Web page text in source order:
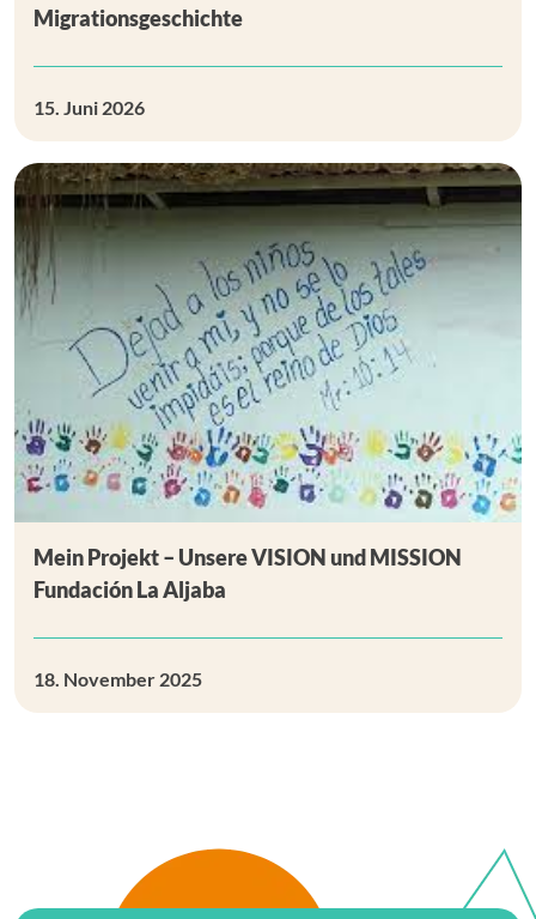
Migrationsgeschichte
15. Juni 2026
Mein Projekt – Unsere VISION und MISSION
Fundación La Aljaba
18. November 2025